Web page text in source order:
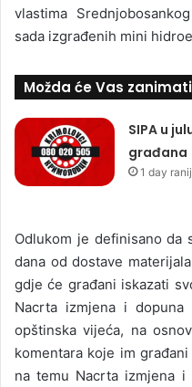
vlastima
sada izgrađenih mini
Možda će Vas
SIPA u
građana
1 day
Odlukom je definisano
dana od dostave
gdje će građani iskazati
Nacrta izmjena i
opštinska vijeća, na
komentara koje im
na temu Nacrta izmjena i